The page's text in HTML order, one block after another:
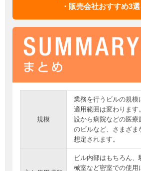
・販売会社おすすめ3
規模
業務を行うビルの規模
適用範囲は変わります
設から病院などの医療
のビルなど、さまざま
想定されます。
ビル内部はもちろん
械室など密室での使用